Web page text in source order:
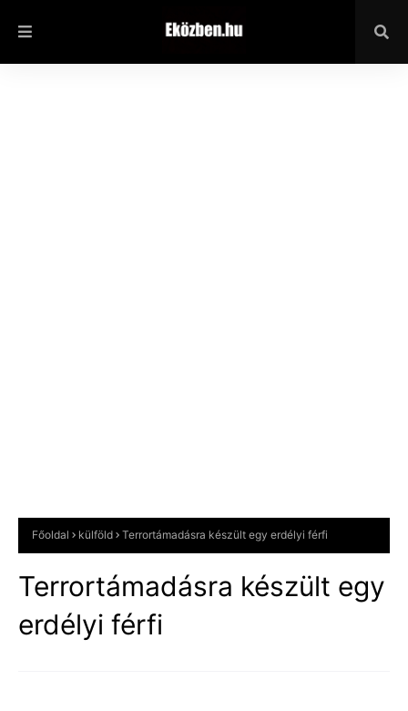
Főoldal külföld Terrortámadásra készült egy erdélyi férfi
Terrortámadásra készült egy
erdélyi férfi